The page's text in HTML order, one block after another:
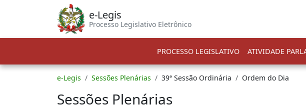
e-Legis
Processo Legislativo Eletrônico
PROCESSO LEGISLATIVO ATIVIDADE
e-Legis Sessões Plenárias 39ª Sessão Ordinária Ordem do Dia
Sessões Plenárias